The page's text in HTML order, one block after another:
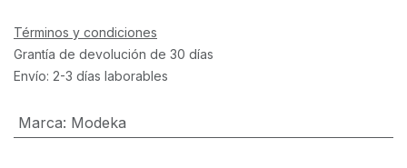
Términos y condiciones
Grantía de devolución de 30 días
Envío: 2-3 días laborables
Marca: Modeka